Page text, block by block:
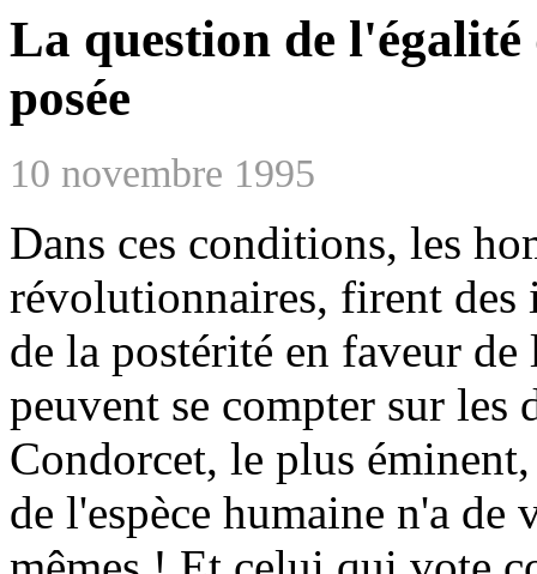
La question de l'égalité
posée
10 novembre 1995
Dans ces conditions, les
révolutionnaires, firent des
de la postérité en faveur
peuvent se compter sur les
Condorcet, le plus
de l'espèce humaine n'a